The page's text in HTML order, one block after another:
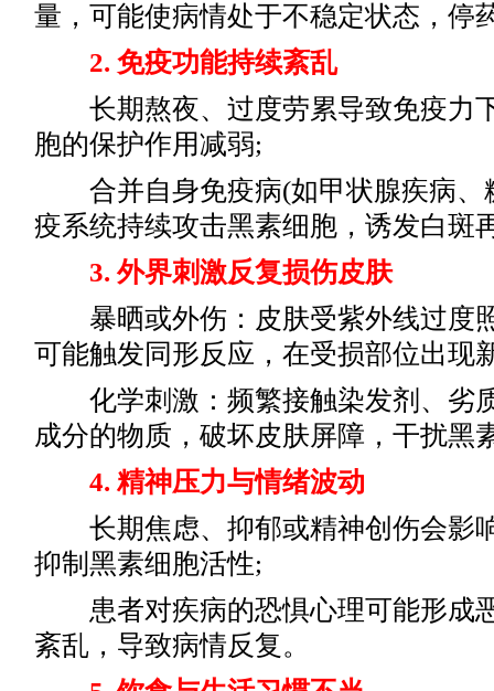
量，可能使病情处于不稳定状态，停
2. 免疫功能持续紊乱
长期熬夜、过度劳累导致免疫力
胞的保护作用减弱;
合并自身免疫病(如甲状腺疾病、
疫系统持续攻击黑素细胞，诱发白斑
3. 外界刺激反复损伤皮肤
暴晒或外伤：皮肤受紫外线过度
可能触发同形反应，在受损部位出现
化学刺激：频繁接触染发剂、劣
成分的物质，破坏皮肤屏障，干扰黑
4. 精神压力与情绪波动
长期焦虑、抑郁或精神创伤会影
抑制黑素细胞活性;
患者对疾病的恐惧心理可能形成
紊乱，导致病情反复。